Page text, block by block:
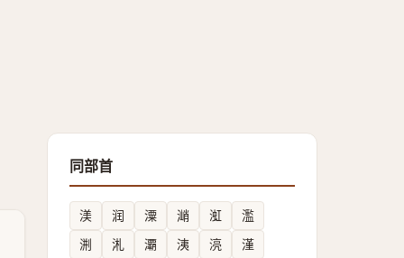
同部首
渼 润 潥 㴥 渱
濫
渆
㳐 㶚 洟 湸 漌